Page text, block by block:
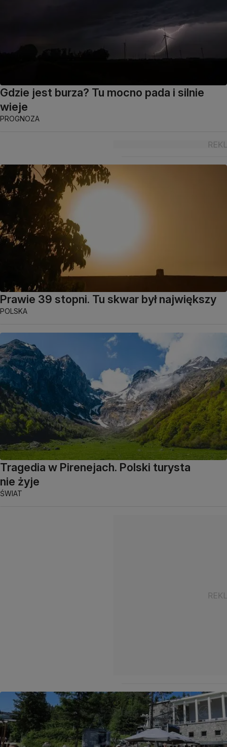
Gdzie jest burza? Tu mocno pada i silnie
wieje
PROGNOZA
Prawie 39 stopni. Tu skwar był największy
POLSKA
Tragedia w Pirenejach. Polski turysta
nie żyje
ŚWIAT